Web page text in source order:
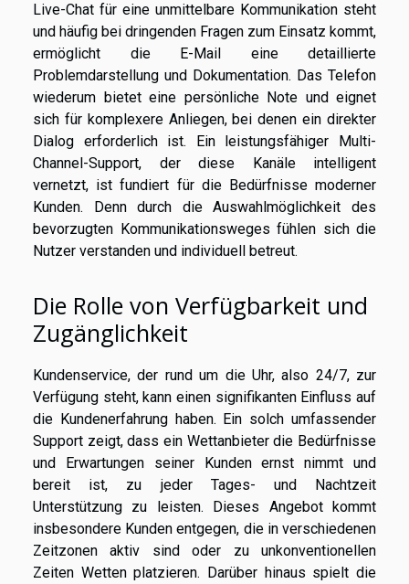
Live-Chat für eine unmittelbare Kommunikation steht
und häufig bei dringenden Fragen zum Einsatz kommt,
ermöglicht die E-Mail eine detaillierte
Problemdarstellung und Dokumentation. Das Telefon
wiederum bietet eine persönliche Note und eignet
sich für komplexere Anliegen, bei denen ein direkter
Dialog erforderlich ist. Ein leistungsfähiger Multi-
Channel-Support, der diese Kanäle intelligent
vernetzt, ist fundiert für die Bedürfnisse moderner
Kunden. Denn durch die Auswahlmöglichkeit des
bevorzugten Kommunikationsweges fühlen sich die
Nutzer verstanden und individuell betreut.
Die Rolle von Verfügbarkeit und
Zugänglichkeit
Kundenservice, der rund um die Uhr, also 24/7, zur
Verfügung steht, kann einen signifikanten Einfluss auf
die Kundenerfahrung haben. Ein solch umfassender
Support zeigt, dass ein Wettanbieter die Bedürfnisse
und Erwartungen seiner Kunden ernst nimmt und
bereit ist, zu jeder Tages- und Nachtzeit
Unterstützung zu leisten. Dieses Angebot kommt
insbesondere Kunden entgegen, die in verschiedenen
Zeitzonen aktiv sind oder zu unkonventionellen
Zeiten Wetten platzieren. Darüber hinaus spielt die